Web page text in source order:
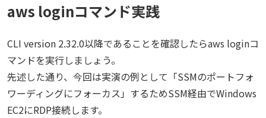
aws loginコマンド実践
CLI version 2.32.0以降であることを確認したらaws loginコ
マンドを実行しましょう。
先述した通り、今回は実演の例として「SSMのポートフォ
ワーディングにフォーカス」するためSSM経由でWindows
EC2にRDP接続します。